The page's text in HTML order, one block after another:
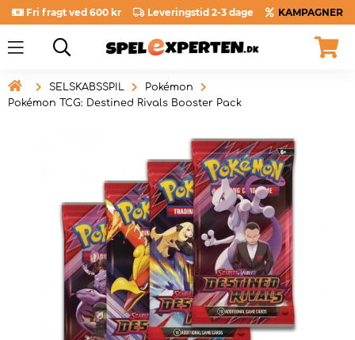
Fri fragt ved 600 kr Leveringstid 2-3 dage KAMPAGNER
 SELSKABSSPIL
Pokémon
Pokémon TCG: Destined Rivals Booster Pack